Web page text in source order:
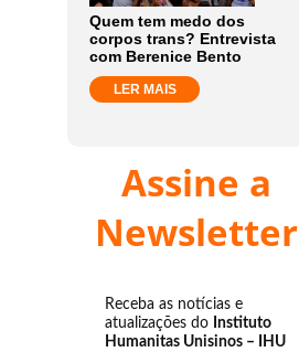
Quem tem medo dos
corpos trans? Entrevista
com Berenice Bento
LER MAIS
Assine a
Newsletter
Receba as notícias e
atualizações do Instituto
Humanitas Unisinos – IHU